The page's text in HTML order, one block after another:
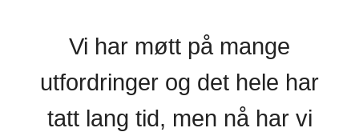
Vi har møtt på mange
utfordringer og det hele har
tatt lang tid, men nå har vi